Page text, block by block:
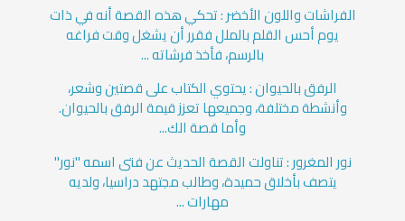
الفراشات واللون الأخضر : تحكي هذه القصة أنه في ذات
يوم أحس القلم بالملل فقرر أن يشغل وقت فراغه
بالرسم، فأخذ فرشاته ...
الرفق بالحيوان : يحتوي الكتاب على قصتين وشعر،
وأنشطة مختلفة، وجميعها تعزز قيمة الرفق بالحيوان.
وأما قصة الك...
نور المغرور : تناولت القصة الحديث عن فتى اسمه "نور"
يتصف بأخلاق حميدة، وطالب مجتهد دراسيا، ولديه
مهارات ...